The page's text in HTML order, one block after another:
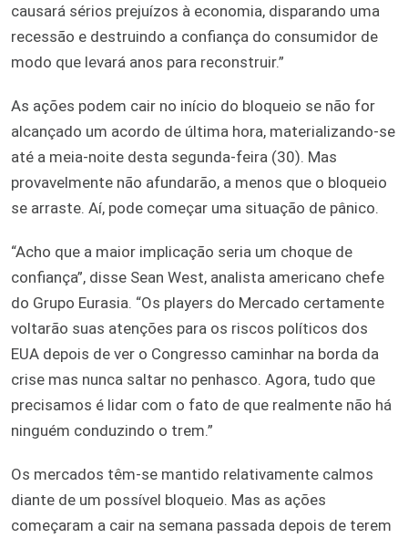
causará sérios prejuízos à economia, disparando uma
recessão e destruindo a confiança do consumidor de
modo que levará anos para reconstruir.”
As ações podem cair no início do bloqueio se não for
alcançado um acordo de última hora, materializando-se
até a meia-noite desta segunda-feira (30). Mas
provavelmente não afundarão, a menos que o bloqueio
se arraste. Aí, pode começar uma situação de pânico.
“Acho que a maior implicação seria um choque de
confiança”, disse Sean West, analista americano chefe
do Grupo Eurasia. “Os players do Mercado certamente
voltarão suas atenções para os riscos políticos dos
EUA depois de ver o Congresso caminhar na borda da
crise mas nunca saltar no penhasco. Agora, tudo que
precisamos é lidar com o fato de que realmente não há
ninguém conduzindo o trem.”
Os mercados têm-se mantido relativamente calmos
diante de um possível bloqueio. Mas as ações
começaram a cair na semana passada depois de terem